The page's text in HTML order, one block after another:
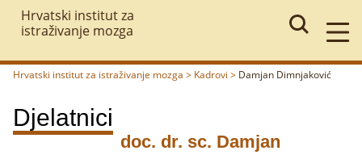
Hrvatski institut za
istraživanje mozga
Hrvatski institut za istraživanje mozga > Kadrovi > Damjan Dimnjaković
Djelatnici
Povratak
doc. dr. sc. Damjan